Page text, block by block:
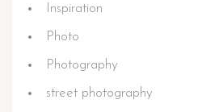
Inspiration
Photo
Photography
street photography